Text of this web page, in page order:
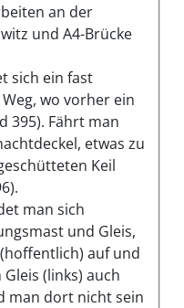
an der
und A4-Brücke
sich ein fast
wo vorher ein
395). Fährt man
etwas zu
Keil
man sich
und Gleis,
auf und
(links) auch
man dort nicht sein